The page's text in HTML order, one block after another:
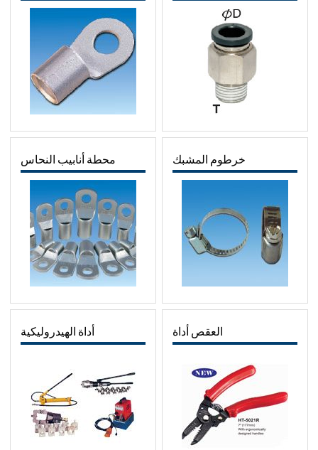
خرطوم المشبك محطة أنابيب النحاس
العقص أداة أداة الهيدروليكية